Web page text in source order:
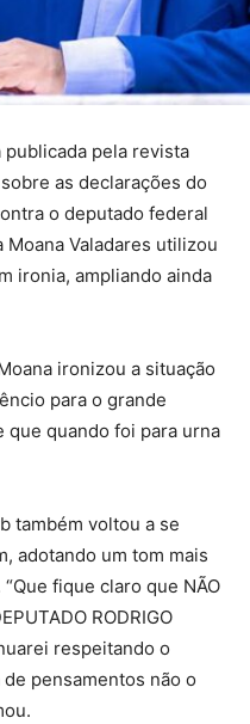
pela revista
as declarações do
o deputado federal
Moana Valadares utilizou
ironia, ampliando ainda
ironizou a situação
para o grande
quando foi para urna
também voltou a se
adotando um tom mais
fique claro que NÃO
RODRIGO
respeitando o
pensamentos não o